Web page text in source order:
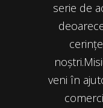
serie de
veni în